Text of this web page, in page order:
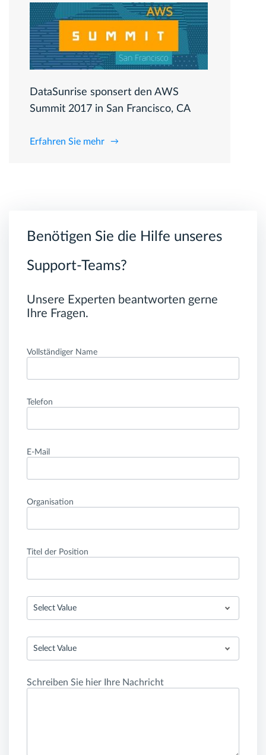
DataSunrise sponsert den AWS
Summit 2017 in San Francisco, CA
Erfahren Sie mehr
Benötigen Sie die Hilfe unseres
Support-Teams?
Unsere Experten beantworten gerne
Ihre Fragen.
Vollständiger Name
Telefon
E-Mail
Organisation
Titel der Position
Select Value
Select Value
Schreiben Sie hier Ihre Nachricht